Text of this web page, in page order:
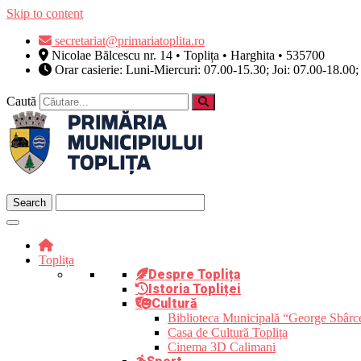
Skip to content
secretariat@primariatoplita.ro
Nicolae Bălcescu nr. 14 • Toplița • Harghita • 535700
Orar casierie: Luni-Miercuri: 07.00-15.30; Joi: 07.00-
Caută
Toplița
Despre Toplița
Istoria Topliței
Cultură
Biblioteca Municipală “George
Casa de Cultură Toplița
Cinema 3D Calimani